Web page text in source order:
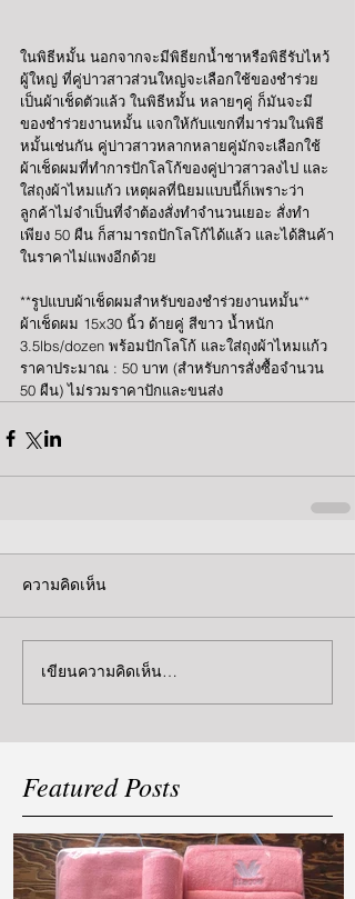
ในพิธีหมั้น นอกจากจะมีพิธียกน้ำชาหรือพิธีรับไหว้
ผู้ใหญ่ ที่คู่บ่าวสาวส่วนใหญ่จะเลือกใช้ของชำร่วย
เป็นผ้าเช็ดตัวแล้ว ในพิธีหมั้น หลายๆคู่ ก็มันจะมี
ของชำร่วยงานหมั้น แจกให้กับแขกที่มาร่วมในพิธี
หมั้นเช่นกัน คู่บ่าวสาวหลากหลายคู่มักจะเลือกใช้
ผ้าเช็ดผมที่ทำการปักโลโก้ของคู่บ่าวสาวลงไป และ
ใส่ถุงผ้าไหมแก้ว เหตุผลที่นิยมแบบนี้ก็เพราะว่า
ลูกค้าไม่จำเป็นที่จำต้องสั่งทำจำนวนเยอะ สั่งทำ
เพียง 50 ผืน ก็สามารถปักโลโก้ได้แล้ว และได้สินค้า
ในราคาไม่แพงอีกด้วย
**รูปแบบผ้าเช็ดผมสำหรับของชำร่วยงานหมั้น**
ผ้าเช็ดผม 15x30 นิ้ว ด้ายคู่ สีขาว น้ำหนัก
3.5lbs/dozen พร้อมปักโลโก้ และใส่ถุงผ้าไหมแก้ว
ราคาประมาณ : 50 บาท (สำหรับการสั่งซื้อจำนวน
50 ผืน) ไม่รวมราคาปักและขนส่ง
ความคิดเห็น
เขียนความคิดเห็น…
Featured Posts